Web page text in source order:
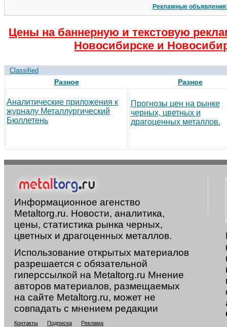
Рекламные
Цены на баннерную и текстовую
Новосибирске и
Classified
Разное
Аналитические приложения к
журналу Металлургический
Бюллетень
Разное
Прогнозы цен на рынке
черных, цветных и
драгоценных металлов.
Информационное агенство
Metaltorg.ru. Новости, аналитика,
цены, статистика рынка черных,
цветных и драгоценных металлов.
Использование открытых материалов
разрешается с обязательной
гиперссылкой на Metaltorg.ru Мнение
авторов материалов, размещаемых
на сайте Metaltorg.ru, может не
совпадать с мнением редакции
Контакты Подписка Реклама